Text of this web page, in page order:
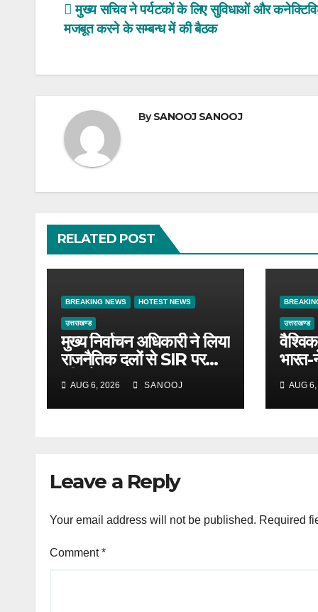
Post
navigation
मुख्य सचिव ने पर्यटकों के लिए सुविधाओं और
मजबूत करने के सम्बन्ध में की बैठक
BySANOOJ SANOOJ
RELATED POST
BREAKING NEWS HOTEST NEWS
उत्तराखण्ड
मुख्य निर्वाचन अधिकारी ने लिया
राजनैतिक दलों से SIR पर
फीडबैक
AUG 6, 2026 SANOOJ
उत्तराखण्ड
AUG
Leave a Reply
Your email address will not be published. Required
Comment*